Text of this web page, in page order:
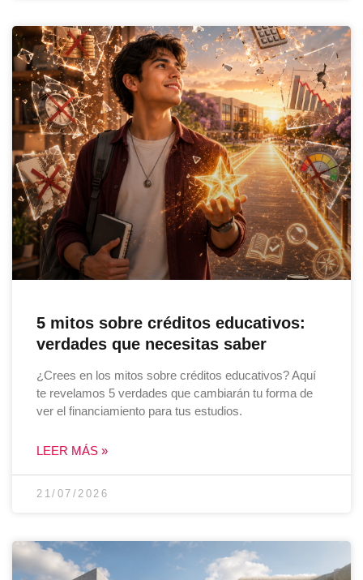
5 mitos sobre créditos educativos:
verdades que necesitas saber
¿Crees en los mitos sobre créditos educativos? Aquí
te revelamos 5 verdades que cambiarán tu forma de
ver el financiamiento para tus estudios.
LEER MÁS »
21/07/2026